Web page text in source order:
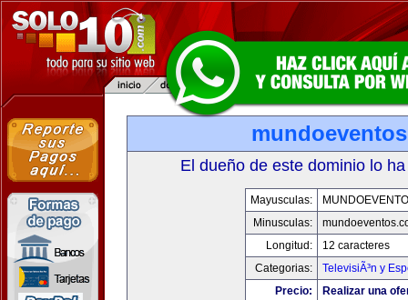
El dueño de este dominio lo
Mayusculas:
Minusculas:
Longitud:
12 caracteres
Categorias:
TelevisiÃ³n y
Precio:
Realizar una